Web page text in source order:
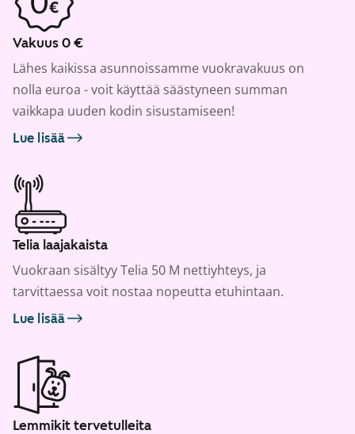
Vakuus 0 €
Lähes kaikissa asunnoissamme vuokravakuus on
nolla euroa - voit käyttää säästyneen summan
vaikkapa uuden kodin sisustamiseen!
Lue lisää
Telia laajakaista
Vuokraan sisältyy Telia 50 M nettiyhteys, ja
tarvittaessa voit nostaa nopeutta etuhintaan.
Lue lisää
Lemmikit tervetulleita